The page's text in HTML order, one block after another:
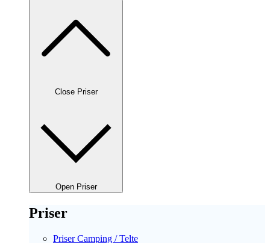
Close Priser
Open Priser
Priser
Priser Camping / Telte